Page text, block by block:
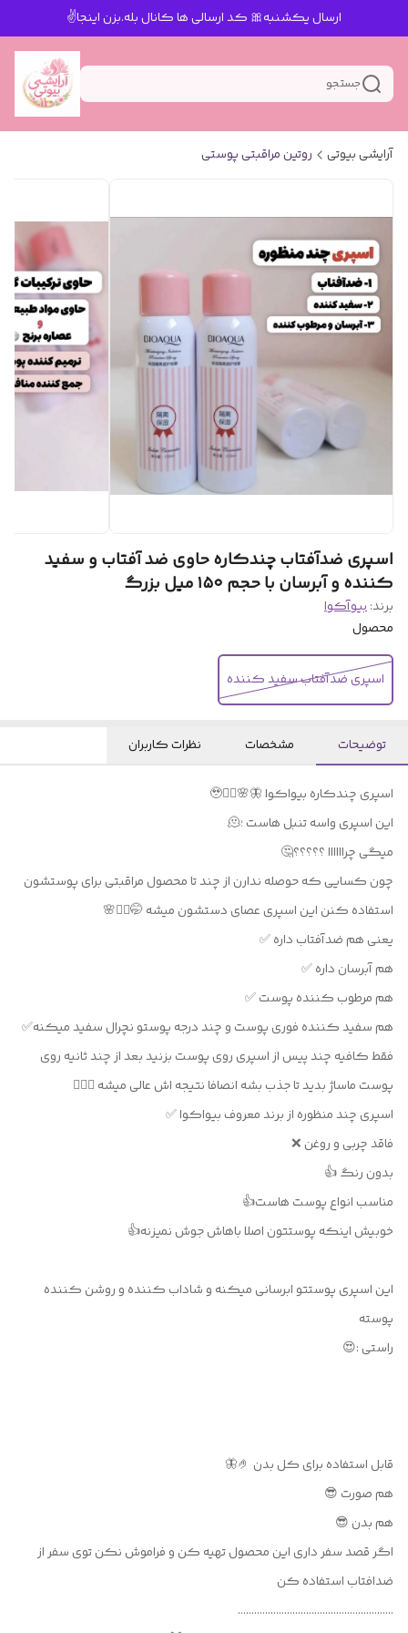
ارسال یکشنبه🎀 کد ارسالی ها کانال بله.بزن اینجا✌️
جستجو
آرایشی بیوتی روتین مراقبتی پوستی
اسپری ضدآفتاب چندکاره حاوی ضد آفتاب و سفید
کننده و آبرسان با حجم ۱۵۰ میل بزرگ
برند:بیو‌آکوا
محصول
اسپری ضدآفتاب سفید کننده
توضیحات مشخصات نظرات کاربران
اسپری چندکاره بیواکوا 🦋🌸✌🏻🥹
این اسپری واسه تنبل هاست ؛🫠
میگی چراااااا ؟؟؟؟؟🤔
چون کسایی که حوصله ندارن از چند تا محصول مراقبتی برای پوستشون
استفاده کنن این اسپری عصای دستشون میشه 🤭✌🏻🌸
یعنی هم ضدآفتاب داره ✅
هم آبرسان داره ✅
هم مرطوب کننده پوست ✅
هم سفید کننده فوری پوست و چند درجه پوستو نچرال سفید میکنه✅
فقط کافیه چند پیس از اسپری روی پوست بزنید بعد از چند ثانیه روی
پوست ماساژ بدید تا جذب بشه انصافا نتیجه اش عالی میشه ✌🏻✅
اسپری چند منظوره از برند معروف بیواکوا ✅
فاقد چربی و روغن ❌
بدون رنگ 👍
مناسب انواع پوست هاست👍
خوبیش اینکه پوستتون اصلا باهاش جوش نمیزنه👍
این اسپری پوستتو ابرسانی میکنه و شاداب کننده و روشن کننده
پوسته
راستی :😍
قابل استفاده برای کل بدن 🤌🦋
هم صورت 😎
هم بدن 😎
اگر قصد سفر داری این محصول تهیه کن و فراموش نکن توی سفر از
ضدافتاب استفاده کن
…………………………………………………